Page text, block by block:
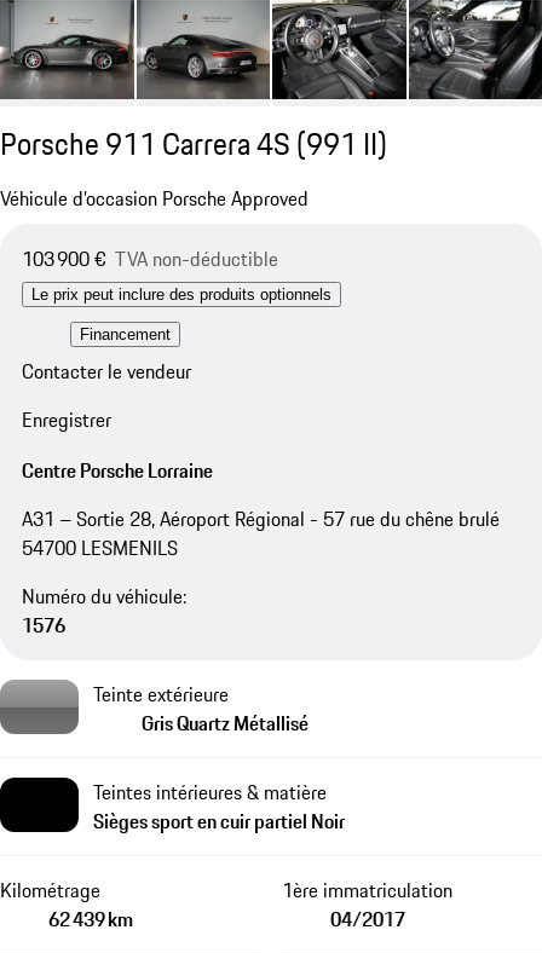
Porsche 911 Carrera 4S(991 II)
Véhicule d’occasion Porsche Approved
103 900 € TVA non-déductible
Le prix peut inclure des produits optionnels
Financement
Contacter le vendeur
Enregistrer
Centre Porsche Lorraine
A31 – Sortie 28, Aéroport Régional - 57 rue du chêne brulé
54700 LESMENILS
Numéro du véhicule:
1576
Teinte extérieure
Gris Quartz Métallisé
Teintes intérieures & matière
Sièges sport en cuir partiel Noir
Kilométrage
62 439 km
1ère immatriculation
04/2017